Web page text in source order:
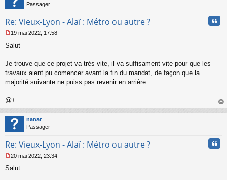
Passager
Re: Vieux-Lyon - Alaï : Métro ou autre ?
e
s
g
e
o
n
l
u
19 mai 2022, 17:58
Salut
Je trouve que ce projet va très vite, il va suffisament vite pour que les
travaux aient pu comencer avant la fin du mandat, de façon que la
majorité suivante ne puiss pas revenir en arrière.
@+
au
nanar
Passager
Re: Vieux-Lyon - Alaï : Métro ou autre ?
e
20 mai 2022, 23:34
Salut